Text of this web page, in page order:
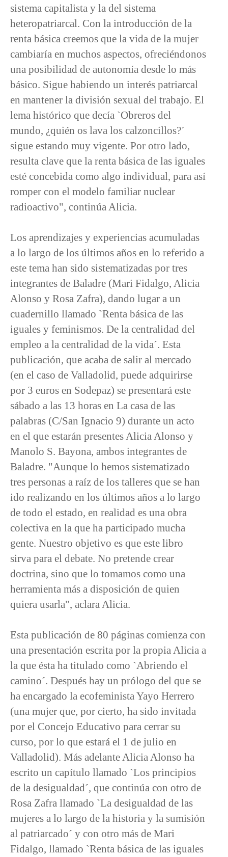
sistema capitalista y la del sistema
heteropatriarcal. Con la introducción de la
renta básica creemos que la vida de la mujer
cambiaría en muchos aspectos, ofreciéndonos
una posibilidad de autonomía desde lo más
básico. Sigue habiendo un interés patriarcal
en mantener la división sexual del trabajo. El
lema histórico que decía `Obreros del
mundo, ¿quién os lava los calzoncillos?´
sigue estando muy vigente. Por otro lado,
resulta clave que la renta básica de las iguales
esté concebida como algo individual, para así
romper con el modelo familiar nuclear
radioactivo", continúa Alicia.
Los aprendizajes y experiencias acumuladas
a lo largo de los últimos años en lo referido a
este tema han sido sistematizadas por tres
integrantes de Baladre (Mari Fidalgo, Alicia
Alonso y Rosa Zafra), dando lugar a un
cuadernillo llamado `Renta básica de las
iguales y feminismos. De la centralidad del
empleo a la centralidad de la vida´. Esta
publicación, que acaba de salir al mercado
(en el caso de Valladolid, puede adquirirse
por 3 euros en Sodepaz) se presentará este
sábado a las 13 horas en La casa de las
palabras (C/San Ignacio 9) durante un acto
en el que estarán presentes Alicia Alonso y
Manolo S. Bayona, ambos integrantes de
Baladre. "Aunque lo hemos sistematizado
tres personas a raíz de los talleres que se han
ido realizando en los últimos años a lo largo
de todo el estado, en realidad es una obra
colectiva en la que ha participado mucha
gente. Nuestro objetivo es que este libro
sirva para el debate. No pretende crear
doctrina, sino que lo tomamos como una
herramienta más a disposición de quien
quiera usarla", aclara Alicia.
Esta publicación de 80 páginas comienza con
una presentación escrita por la propia Alicia a
la que ésta ha titulado como `Abriendo el
camino´. Después hay un prólogo del que se
ha encargado la ecofeminista Yayo Herrero
(una mujer que, por cierto, ha sido invitada
por el Concejo Educativo para cerrar su
curso, por lo que estará el 1 de julio en
Valladolid). Más adelante Alicia Alonso ha
escrito un capítulo llamado `Los principios
de la desigualdad´, que continúa con otro de
Rosa Zafra llamado `La desigualdad de las
mujeres a lo largo de la historia y la sumisión
al patriarcado´ y con otro más de Mari
Fidalgo, llamado `Renta básica de las iguales